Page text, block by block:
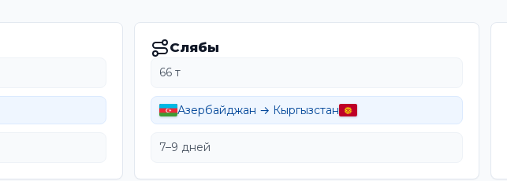
Слябы
66 т
Азербайджан → Кыргызстан
7–9 дней